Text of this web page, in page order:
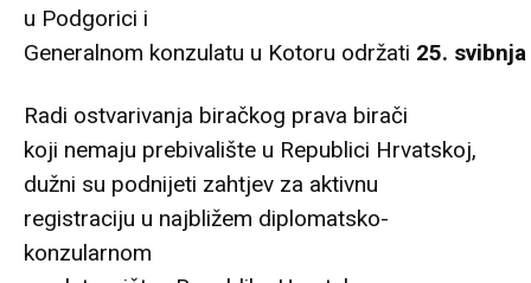
u Podgorici i
Generalnom konzulatu u Kotoru održati 25.
Radi ostvarivanja biračkog prava birači
koji nemaju prebivalište u Republici Hrvatskoj,
dužni su podnijeti zahtjev za aktivnu
registraciju u najbližem diplomatsko-
konzularnom